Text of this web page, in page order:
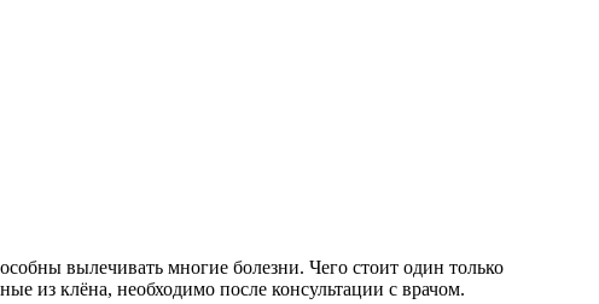
вылечивать многие болезни. Чего стоит один только
из клёна, необходимо после консультации с врачом.